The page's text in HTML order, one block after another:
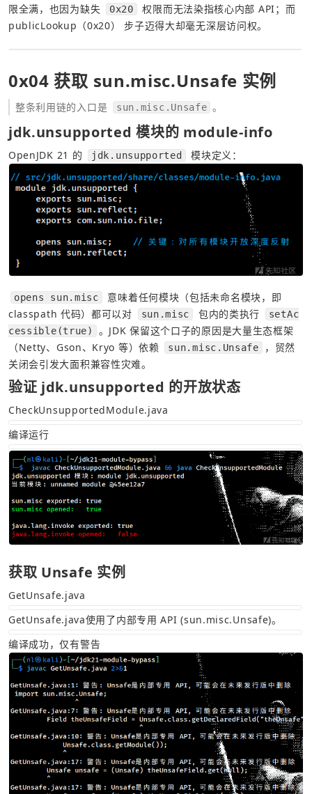
限全满，也因为缺失
0x20
权限而无法染指核心内部 API；而
publicLookup（0x20） 步子迈得大却毫无深层访问权。
0x04 获取 sun.misc.Unsafe 实例
整条利用链的入口是 sun.misc.Unsafe 。
jdk.unsupported 模块的 module-info
OpenJDK 21 的 jdk.unsupported 模块定义：
opens sun.misc
意味着任何模块（包括未命名模块，即
classpath 代码）都可以对
sun.misc 包内的类执行
setAc
cessible(true)
。JDK 保留这个口子的原因是大量生态框架
（Netty、Gson、Kryo 等）依赖
sun.misc.Unsafe
，贸然
关闭会引发大面积兼容性灾难。
验证 jdk.unsupported 的开放状态
CheckUnsupportedModule.java
编译运行
获取 Unsafe 实例
GetUnsafe.java
GetUnsafe.java使用了内部专用 API (sun.misc.Unsafe)。
编译成功，仅有警告